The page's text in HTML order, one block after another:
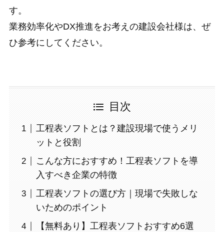
す。
業務効率化やDX推進をお考えの建設会社様は、ぜ
ひ参考にしてください。
目次
工程表ソフトとは？建設現場で使うメリ
ットと役割
こんな方におすすめ！工程表ソフトを導
入すべき企業の特徴
工程表ソフトの選び方｜現場で失敗しな
いためのポイント
【無料あり】工程表ソフトおすすめ6選